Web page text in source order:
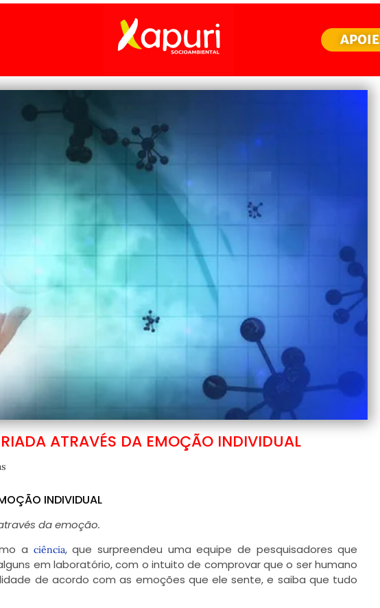
APOIE
ATRAVÉS DA EMOÇÃO INDIVIDUAL
INDIVIDUAL
da emoção.
a ciência, que surpreendeu uma equipe de pesquisadores que
em laboratório, com o intuito de comprovar que o ser humano
de acordo com as emoções que ele sente, e saiba que tudo